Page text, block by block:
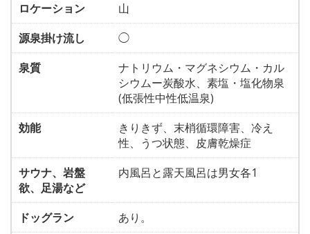
ロケーション
山
源泉掛け流し
◯
泉質
ナトリウム・マグネシウム・カル
シウムー炭酸水、素塩・塩化物泉
(低張性中性低温泉)
効能
きりきず、末梢循環障害、冷え
性、うつ状態、皮膚乾燥症
サウナ、岩盤
欲、足湯など
内風呂と露天風呂は男女各1
ドッグラン
あり。